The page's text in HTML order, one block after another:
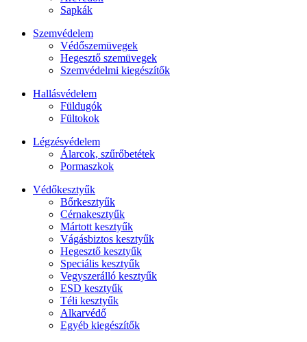
Sapkák
Szemvédelem
Védőszemüvegek
Hegesztő szemüvegek
Szemvédelmi kiegészítők
Hallásvédelem
Füldugók
Fültokok
Légzésvédelem
Álarcok, szűrőbetétek
Pormaszkok
Védőkesztyűk
Bőrkesztyűk
Cérnakesztyűk
Mártott kesztyűk
Vágásbiztos kesztyűk
Hegesztő kesztyűk
Speciális kesztyűk
Vegyszerálló kesztyűk
ESD kesztyűk
Téli kesztyűk
Alkarvédő
Egyéb kiegészítők